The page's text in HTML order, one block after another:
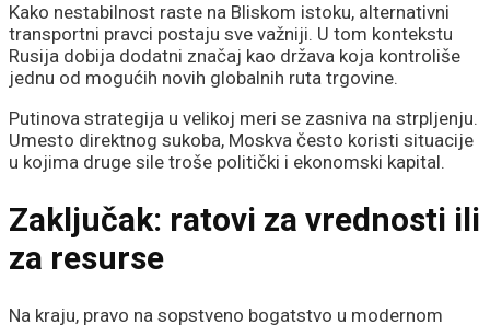
Kako nestabilnost raste na Bliskom istoku, alternativni
transportni pravci postaju sve važniji. U tom kontekstu
Rusija dobija dodatni značaj kao država koja kontroliše
jednu od mogućih novih globalnih ruta trgovine.
Putinova strategija u velikoj meri se zasniva na strpljenju.
Umesto direktnog sukoba, Moskva često koristi situacije
u kojima druge sile troše politički i ekonomski kapital.
Zaključak: ratovi za vrednosti ili
za resurse
Na kraju, pravo na sopstveno bogatstvo u modernom